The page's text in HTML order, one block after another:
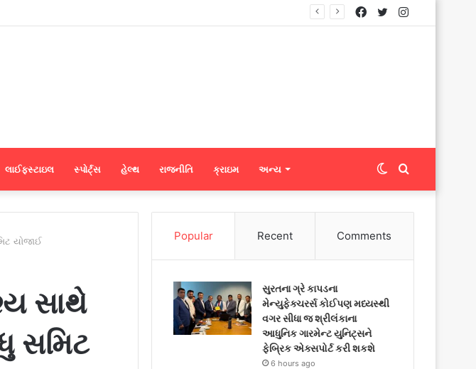
એન્ડ માસ કમ્યુનિકેશન’નો શુભારંભ Instagram
Twitter
Facebook
લાઈફસ્ટાઇલ સ્પોર્ટ્સ હેલ્થ રાજનીતિ ક્રાઇમ અન્ય Search
for
Switch
skin
યોજાઈ
સાથે
સમિટ
Popular Recent Comments
સુરતના ગ્રે કાપડના
મેન્યુફેક્ચરર્સ કોઈપણ મધ્યસ્થી
વગર સીધા જ શ્રીલંકાના
આધુનિક ગારમેન્ટ યુનિટ્સને
ફેબ્રિક એક્સપોર્ટ કરી શકશે
6 hours ago